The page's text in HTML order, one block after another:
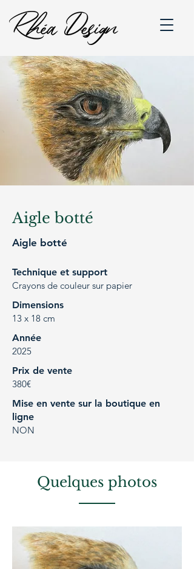
Aigle botté
Aigle botté
Technique et support
Crayons de couleur sur papier
Dimensions
13 x 18 cm
Année
2025
Prix de vente
380€
Mise en vente sur la boutique en
ligne
NON
Quelques photos